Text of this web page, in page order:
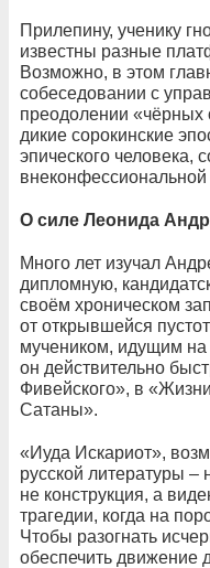
Прилепину, ученику
известны разные
Возможно, в этом
собеседовании с
преодолении «чёрных
дикие сорокинские
эпического человека,
внеконфессиональной
О силе Леонида
Много лет изучал
дипломную,
своём хроническом
от открывшейся
мучеником, идущим на
он действительно
Фивейского», в
Сатаны».
«Иуда Искариот»,
русской литературы –
не конструкция, а
трагедии, когда на
Чтобы разогнать
обеспечить движение